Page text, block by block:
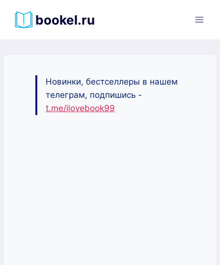
bookel.ru
Новинки, бестселлеры в нашем
телеграм, подпишись -
t.me/ilovebook99